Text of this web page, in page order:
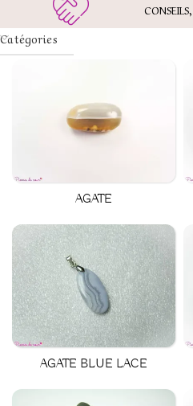
Catégories
AGATE
AGATE BLUE LACE